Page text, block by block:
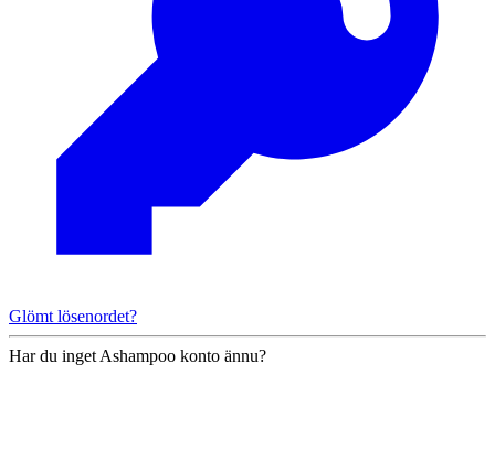
Glömt lösenordet?
Har du inget Ashampoo konto ännu?